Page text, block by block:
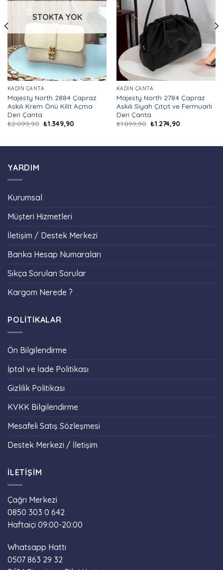
STOKTA YOK
KADIN ÇANTA
Majesty North 2884 Çapraz
Askılı Krem Önü Kilit Açma
Deri Çanta
₺2.099,90 ₺1.349,90
KADIN ÇANTA
Majesty North 2784 Çapraz
Askılı Siyah Çıtçıt ve Fermuarlı
Deri Çanta
₺1.899,90 ₺1.274,90
YARDIM
Kurumsal
Müşteri Hizmetleri
İletişim / Destek Merkezi
Banka Hesap Numaraları
Sıkça Sorulan Sorular
Kargom Nerede ?
POLİTİKALAR
Ön Bilgilendirme
İptal ve İade Politikası
Gizlilik Politikası
KVKK Bilgilendirme
Mesafeli Satış Sözleşmesi
Destek Merkezi / İletişim
İLETIŞIM
Çağrı Merkezi
0850 303 0 642
Haftaiçi 09:00-20:00
Whatsapp Hattı
0507 863 29 32